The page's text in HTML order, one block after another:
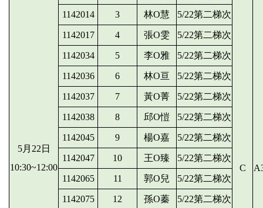
5月22日
10:30~12:00
C
1142014 3 林O慧 5/22第二梯次
1142017 4 張O雯 5/22第二梯次
1142034 5 李O雅 5/22第二梯次
1142036 6 林O亘 5/22第二梯次
1142037 7 黃O菁 5/22第二梯次
1142038 8 邱O愷 5/22第二梯次
1142045 9 楊O嘉 5/22第二梯次
1142047 10 王O臻 5/22第二梯次
1142065 11 郭O兒 5/22第二梯次
1142075 12 孫O蓁 5/22第二梯次